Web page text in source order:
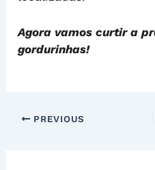
Agora vamos curtir a
gordurinhas!
PREVIOUS